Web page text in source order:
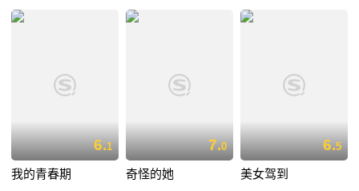
6.1
我的青春期
7.0
奇怪的她
6.5
美女驾到